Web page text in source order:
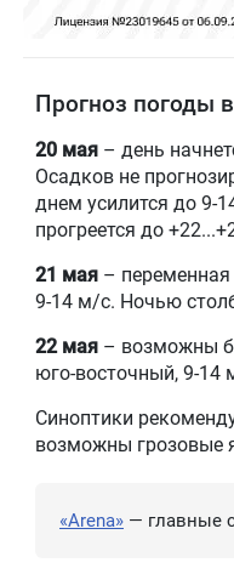
Прогноз погоды
20 мая – день
Осадков не
днем усилится до 9-
прогреется до
21 мая – переменная
9-14 м/с. Ночью
22 мая – возможны
юго-восточный, 9-14
Синоптики
возможны грозовые
«Arena» — главные